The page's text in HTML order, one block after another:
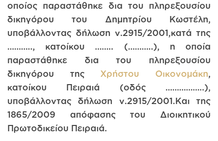
οποίος παραστάθηκε δια του πληρεξουσίου
δικηγόρου του Δημητρίου Κωστέλη,
υποβάλλοντας δήλωση ν.2915/2001,κατά της
……….., κατοίκου …….. (………..), η οποία
παραστάθηκε δια του πληρεξουσίου
δικηγόρου της Χρήστου Οικονομάκη,
κατοίκου Πειραιά (οδός ……………..),
υποβάλλοντας δήλωση ν.2915/2001.Και της
1865/2009 απόφασης του Διοικητικού
Πρωτοδικείου Πειραιά.